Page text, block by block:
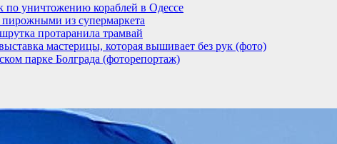
уничтожению кораблей в Одессе
из супермаркета
протаранила трамвай
мастерицы, которая вышивает без рук (фото)
парке Болграда (фоторепортаж)